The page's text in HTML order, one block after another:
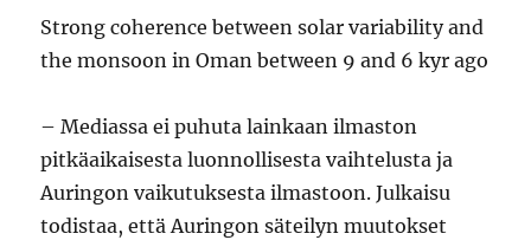
Strong coherence between solar variability and
the monsoon in Oman between 9 and 6 kyr ago
– Mediassa ei puhuta lainkaan ilmaston
pitkäaikaisesta luonnollisesta vaihtelusta ja
Auringon vaikutuksesta ilmastoon. Julkaisu
todistaa, että Auringon säteilyn muutokset